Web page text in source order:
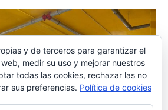
y de terceros para garantizar el
medir su uso y mejorar nuestros
todas las cookies, rechazar las no
sus preferencias. Política de cookies